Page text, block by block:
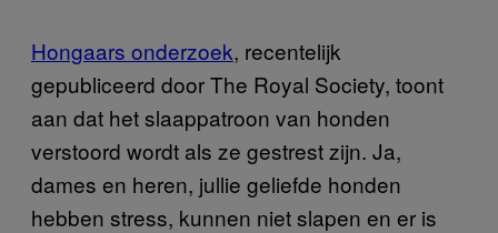
Hongaars onderzoek, recentelijk
gepubliceerd door The Royal Society, toont
aan dat het slaappatroon van honden
verstoord wordt als ze gestrest zijn. Ja,
dames en heren, jullie geliefde honden
hebben stress, kunnen niet slapen en er is